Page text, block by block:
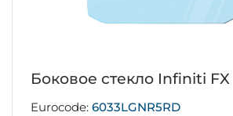
Боковое стекло Infiniti FX
Eurocode: 6033LGNR5RD